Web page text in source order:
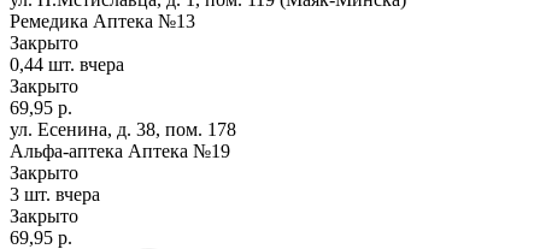
Ремедика Аптека №13
Закрыто
0,44 шт. вчера
Закрыто
69,95 р.
ул. Есенина, д. 38, пом. 178
Альфа-аптека Аптека №19
Закрыто
3 шт. вчера
Закрыто
69,95 р.